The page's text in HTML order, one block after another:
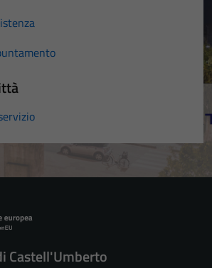
Castell'Umberto